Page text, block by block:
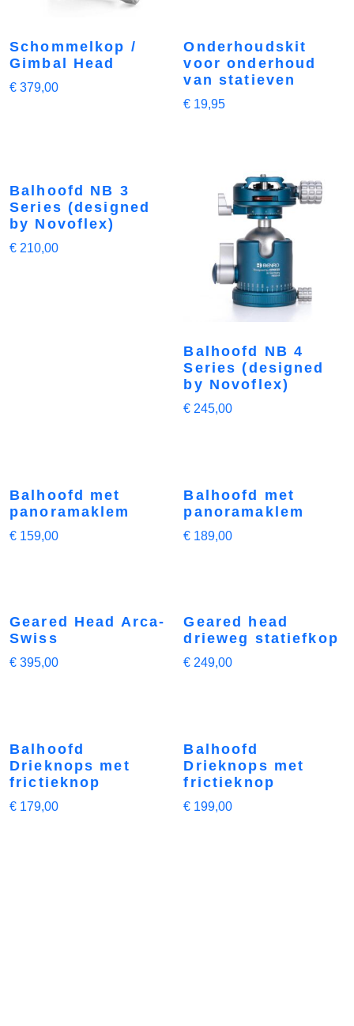
Schommelkop /
Gimbal Head
€ 379,00
Onderhoudskit
voor onderhoud
van statieven
€ 19,95
Balhoofd NB 3
Series (designed
by Novoflex)
€ 210,00
Balhoofd NB 4
Series (designed
by Novoflex)
€ 245,00
Balhoofd met
panoramaklem
€ 159,00
Balhoofd met
panoramaklem
€ 189,00
Geared Head Arca-
Swiss
€ 395,00
Geared head
drieweg statiefkop
€ 249,00
Balhoofd
Drieknops met
frictieknop
€ 179,00
Balhoofd
Drieknops met
frictieknop
€ 199,00